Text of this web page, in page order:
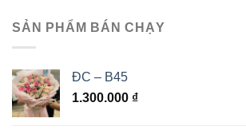
SẢN PHẨM BÁN CHẠY
ĐC – B45
1.300.000 ₫